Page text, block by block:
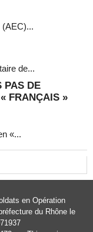
de...
PAS DE
FRANÇAIS »
«...
en Opération
du Rhône le